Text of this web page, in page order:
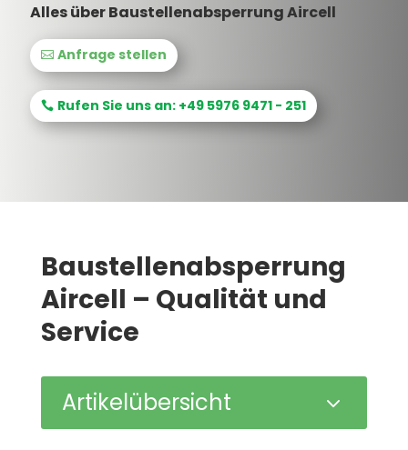
Alles über Baustellenabsperrung Aircell
Anfrage stellen
Rufen Sie uns an: +49 5976 9471 - 251
Baustellenabsperrung
Aircell – Qualität und
Service
Artikelübersicht 3